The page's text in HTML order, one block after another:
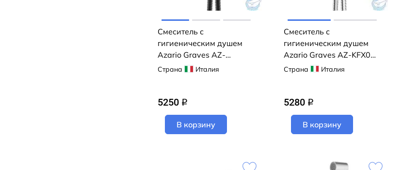
Смеситель с
гигиеническим душем
Azario Graves AZ-
KFX03B (черный
Страна Италия
5250 q
В корзину
Смеситель с
гигиеническим душем
Azario Graves AZ-KFX03
(хром)
Страна Италия
5280 q
В корзину